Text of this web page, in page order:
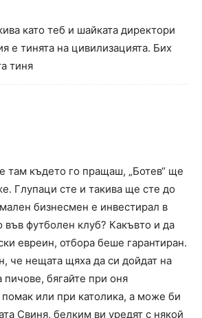
като теб и шайката директори
е тинята на цивилизацията. Бих
тиня
там където го пращаш, „Ботев“ ще
Глупаци сте и такива ще сте до
бизнесмен е инвестирал в
във футболен клуб? Какъвто и да
евреин, отбора беше гарантиран.
че нещата щяха да си дойдат на
пичове, бягайте при оня
или при католика, а може би
Свиня, белким ви уредят с някой